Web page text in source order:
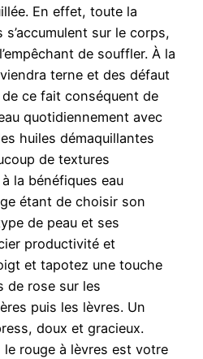
En effet, toute la
sur le corps,
de souffler. À la
terne et des défaut
ce fait conséquent de
quotidiennement avec
huiles démaquillantes
de textures
la bénéfiques eau
étant de choisir son
de peau et ses
productivité et
et tapotez une touche
de rose sur les
puis les lèvres. Un
doux et gracieux.
rouge à lèvres est votre